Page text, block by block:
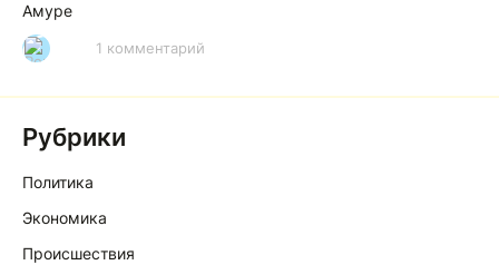
Амуре
Р 1 комментарий
Рубрики
Политика
Экономика
Происшествия